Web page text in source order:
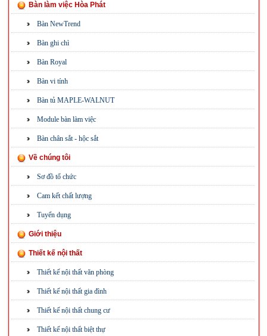
Bàn làm việc Hòa Phát
Bàn NewTrend
Bàn ghi chì
Bàn Royal
Bàn vi tính
Bàn tủ MAPLE-WALNUT
Module bàn làm việc
Bàn chân sắt - hộc sắt
Về chúng tôi
Sơ đồ tổ chức
Cam kết chất lượng
Tuyển dụng
Giới thiệu
Thiết kế nội thất
Thiết kế nội thất văn phòng
Thiết kế nội thất gia đình
Thiết kế nội thất chung cư
Thiết kế nội thất biệt thự